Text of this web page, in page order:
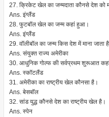
27. क्रिकेट खेल का जन्मदाता कौनसे देश को
Ans. इंग्लैंड
28. फुटबॉल खेल का जन्म कहां हुआ।
Ans. इंग्लैंड
29. वॉलीबॉल का जन्म किस देश में माना जाता
Ans. संयुक्त राज्य अमेरीका
30. आधुनिक गोल्फ की सर्वप्रथम शुरूआत
Ans. स्कॉटलैंड
31. अमेरीका का राष्ट्रीय खेल कौनसा है।
Ans. बेसबॉल
32. सांड युद्ध कौनसे देश का राष्ट्रीय खेल है।
Ans. स्पेन